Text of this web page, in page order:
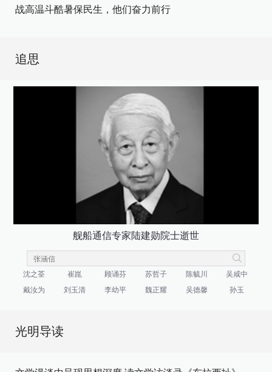
战高温斗酷暑保民生，他们奋力前行
追思
舰船通信专家陆建勋院士逝世
沈之荃 崔崑 顾诵芬 苏哲子 陈毓川
吴咸中
戴汝为
刘玉清 李幼平 魏正耀 吴德馨 孙玉
光明导读